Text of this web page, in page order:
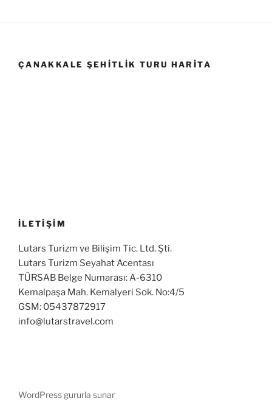
ÇANAKKALE ŞEHITLIK TURU HARITA
İLETİŞİM
Lutars Turizm ve Bilişim Tic. Ltd. Şti.
Lutars Turizm Seyahat Acentası
TÜRSAB Belge Numarası: A-6310
Kemalpaşa Mah. Kemalyeri Sok. No:4/5
GSM: 05437872917
info@lutarstravel.com
WordPress gururla sunar